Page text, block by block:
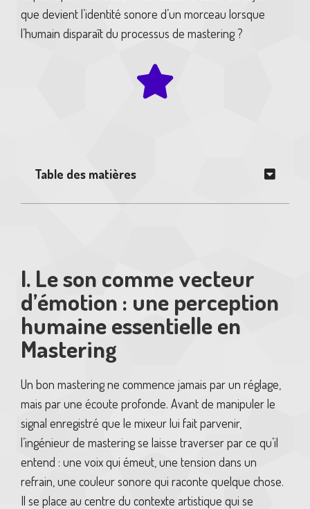
que devient l’identité sonore d’un morceau lorsque
l’humain disparaît du processus de mastering ?
Table des matières
I. Le son comme vecteur
d’émotion : une perception
humaine essentielle en
Mastering
Un bon mastering ne commence jamais par un réglage,
mais par une écoute profonde. Avant de manipuler le
signal enregistré que le mixeur lui fait parvenir,
l’ingénieur de mastering se laisse traverser par ce qu’il
entend : une voix qui émeut, une tension dans un
refrain, une couleur sonore qui raconte quelque chose.
Il se place au centre du contexte artistique qui se